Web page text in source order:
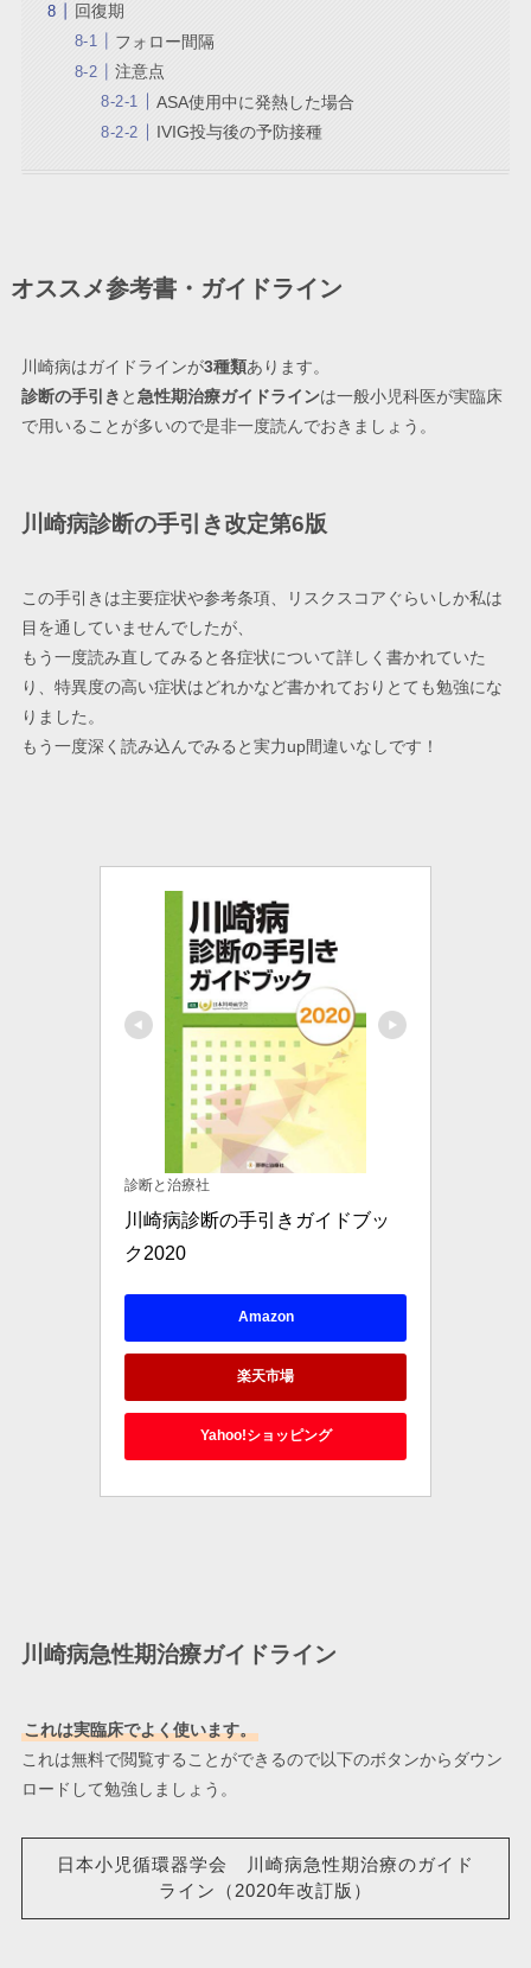
回復期
フォロー間隔
注意点
ASA使用中に発熱した場合
IVIG投与後の予防接種
オススメ参考書・ガイドライン
川崎病はガイドラインが3種類あります。
診断の手引き と急性期治療ガイドラインは一般小児科医が実臨床
で用いることが多いので是非一度読んでおきましょう。
川崎病診断の手引き改定第6版
この手引きは主要症状や参考条項、リスクスコアぐらいしか私は
目を通していませんでしたが、
もう一度読み直してみると各症状について詳しく書かれていた
り、特異度の高い症状はどれかなど書かれておりとても勉強にな
りました。
もう一度深く読み込んでみると実力up間違いなしです！
診断と治療社
川崎病診断の手引きガイドブッ
ク2020
Amazon
楽天市場
Yahoo!ショッピング
川崎病急性期治療ガイドライン
これは実臨床でよく使います。
これは無料で閲覧することができるので以下のボタンからダウン
ロードして勉強しましょう。
日本小児循環器学会 川崎病急性期治療のガイド
ライン（2020年改訂版）